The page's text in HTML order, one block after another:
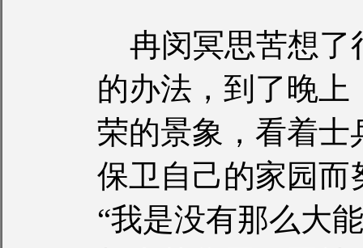
冉闵冥思苦想了
的办法，到了晚
荣的景象，看着士
保卫自己的家园而
“我是没有那么大